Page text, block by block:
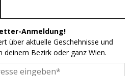
Anmeldung!
über aktuelle Geschehnisse und
deinem Bezirk oder ganz Wien.